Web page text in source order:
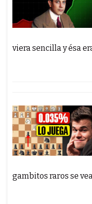
viera sencilla y ésa
gambitos raros se